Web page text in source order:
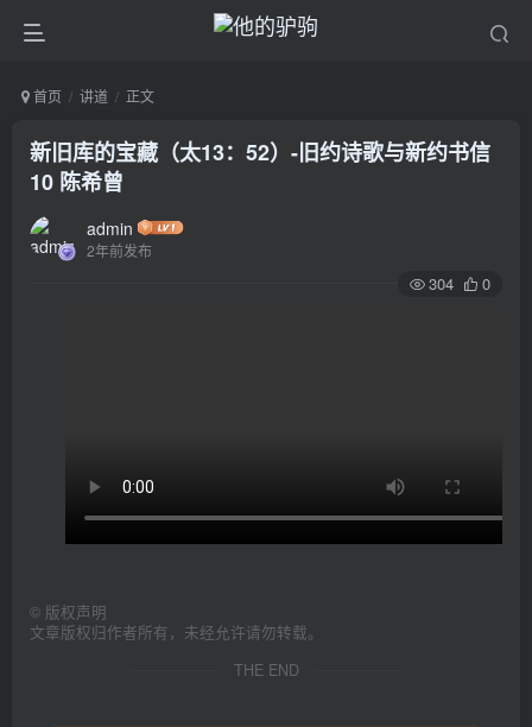
首页 讲道 正文
新旧库的宝藏（太13：52）-旧约诗歌与新约书信
10 陈希曾
admin
2年前发布
304 0
© 版权声明
文章版权归作者所有，未经允许请勿转载。
THE END